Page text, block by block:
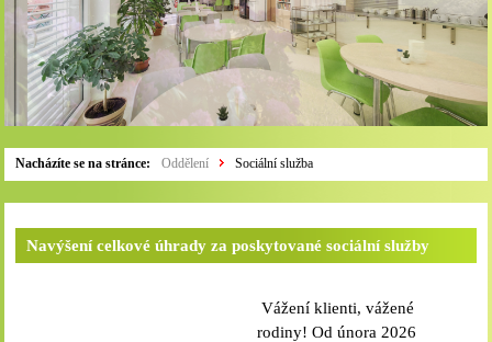
Nacházíte se na stránce: Oddělení Sociální služba
Navýšení celkové úhrady za poskytované sociální služby
Vážení klienti, vážené
rodiny! Od února 2026